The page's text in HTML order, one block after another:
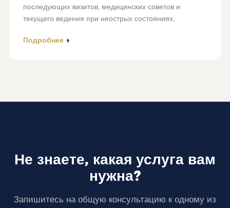
последующих визитов, медицинских советов и
текущего ведения при неострых состояниях.
Подробнее
Не знаете, какая услуга вам
нужна?
Запишитесь на общую консультацию к одному из